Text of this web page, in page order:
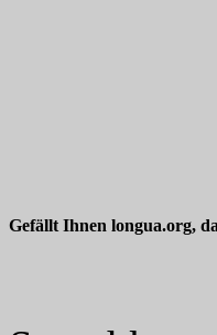
Gefällt Ihnen longua.org,